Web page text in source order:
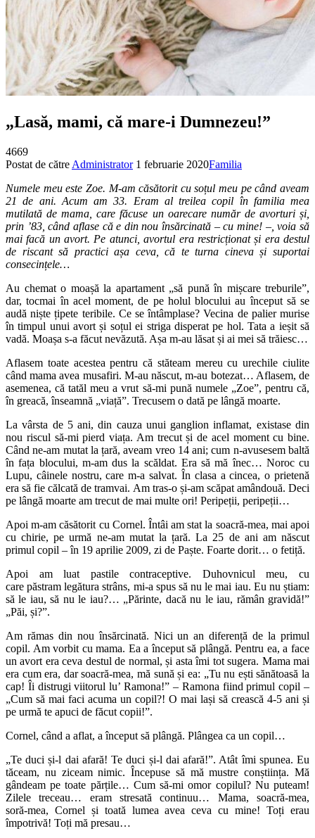
„Lasă, mami, că mare‑i Dumnezeu!”
4669
Postat de către Administrator 1 februarie 2020Familia
Numele meu este Zoe. M‑am căsătorit cu soțul meu pecând aveam
21 de ani. Acum am 33. Eram al treilea copil în familia mea
mutilată de mama, care făcuse un oarecare număr de avorturi și,
prin ’83, când aflase că e din nou însărcinată – cu mine! –, voia să
mai facă un avort. Pe atunci, avortul era restricționat și era destul
de riscant să practici așa ceva, că te turna cineva și suportai
consecințele…
Au chemat o moașă la apartament „să pună în mișcare treburile”,
dar, tocmai în acel moment, de pe holul blocului au început să se
audă niște țipete teribile. Ce se întâmplase? Vecina de palier murise
în timpul unui avort și soțul ei striga disperat pe hol. Tata a ieșit să
vadă. Moașa s‑a făcut nevăzută. Așa m‑au lăsat și ai mei să trăiesc…
Aflasem toate acestea pentru că stăteam mereu cu urechile ciulite
când mama avea musafiri. M‑au născut, m‑au botezat… Aflasem, de
asemenea, că tatăl meu a vrut să‑mi pună numele „Zoe”, pentru că,
în greacă, înseamnă „viață”. Trecusem o dată pe lângă moarte.
La vârsta de 5 ani, din cauza unui ganglion inflamat, existase din
nou riscul să-mi pierd viața. Am trecut și de acel moment cu bine.
Când ne‑am mutat la țară, aveam vreo 14 ani; cum n‑avusesem baltă
în fața blocului, m‑am dus la scăldat. Era să mă înec… Noroc cu
Lupu, câinele nostru, care m‑a salvat. În clasa a cincea, o prietenă
era să fie călcată de tramvai. Am tras‑o și-am scăpat amândouă. Deci
pe lângă moarte am trecut de mai multe ori! Peripeții, peripeții…
Apoi m‑am căsătorit cu Cornel. Întâi am stat la soacră‑mea, mai apoi
cu chirie, pe urmă ne‑am mutat la țară. La 25 de ani am născut
primul copil ‒ în 19 aprilie 2009, zi de Paște. Foarte dorit… o fetiță.
Apoi am luat pastile contraceptive. Duhovnicul meu, cu
care păstram legătura strâns, mi-a spus să nu le mai iau. Eu nu știam:
să le iau, să nu le iau?… „Părinte, dacă nu le iau, rămân gravidă!”
„Păi, și?”.
Am rămas din nou însărcinată. Nici un an diferență de la primul
copil. Am vorbit cu mama. Ea a început să plângă. Pentru ea, a face
un avort era ceva destul de normal, și asta îmi tot sugera. Mama mai
era cum era, dar soacră‑mea, mă sună și ea: „Tu nu ești sănătoasă la
cap! Îi distrugi viitorul lu’ Ramona!” – Ramona fiind primul copil ‒
„Cum să mai faci acuma un copil?! O mai lași să crească 4-5 ani și
pe urmă te apuci de făcut copii!”.
Cornel, când a aflat, a început să plângă. Plângea ca un copil…
„Te duci și‑l dai afară! Te duci și‑l dai afară!”. Atât îmi spunea. Eu
tăceam, nu ziceam nimic. Începuse să mă mustre conștiința. Mă
gândeam pe toate părțile… Cum să-mi omor copilul? Nu puteam!
Zilele treceau… eram stresată continuu… Mama, soacră‑mea,
soră‑mea, Cornel și toată lumea avea ceva cu mine! Toți erau
împotrivă! Toți mă presau…